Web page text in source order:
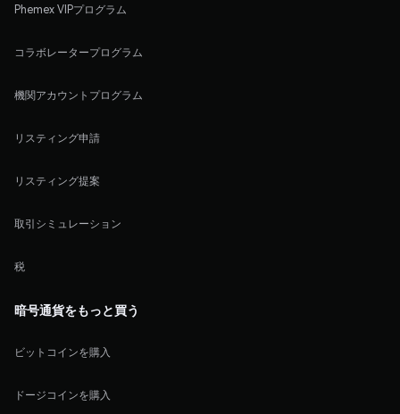
Phemex VIPプログラム
コラボレータープログラム
機関アカウントプログラム
リスティング申請
リスティング提案
取引シミュレーション
税
暗号通貨をもっと買う
ビットコインを購入
ドージコインを購入